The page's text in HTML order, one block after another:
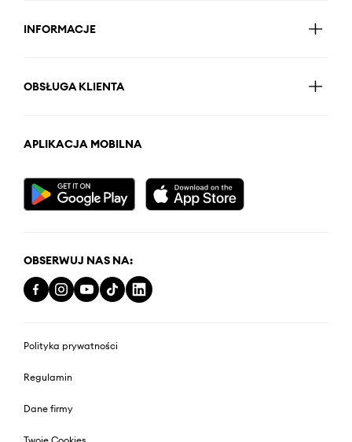
INFORMACJE
OBSŁUGA KLIENTA
APLIKACJA MOBILNA
OBSERWUJ NAS NA:
Polityka prywatności
Regulamin
Dane firmy